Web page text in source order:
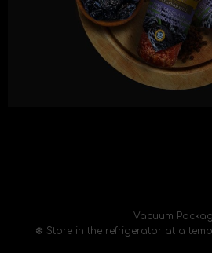
Vacuum
❆ Store in the refrigerator at a